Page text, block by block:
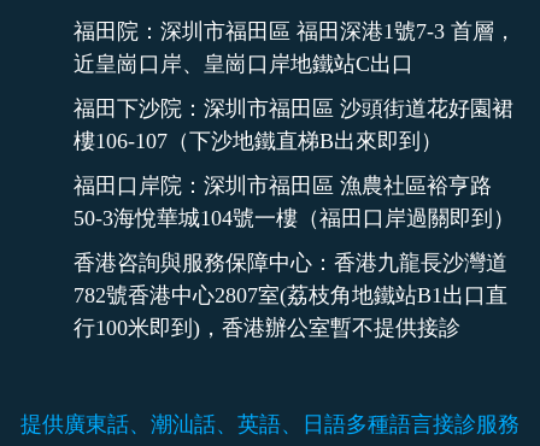
福田院：深圳市福田區 福田深港1號7-3 首層，
近皇崗口岸、皇崗口岸地鐵站C出口
福田下沙院：深圳市福田區 沙頭街道花好園裙
樓106-107（下沙地鐵直梯B出來即到）
福田口岸院：深圳市福田區 漁農社區裕亨路
50-3海悅華城104號一樓（福田口岸過關即到）
香港咨詢與服務保障中心：香港九龍長沙灣道
782號香港中心2807室(荔枝角地鐵站B1出口直
行100米即到)，香港辦公室暫不提供接診
提供廣東話、潮汕話、英語、日語多種語言接診服務